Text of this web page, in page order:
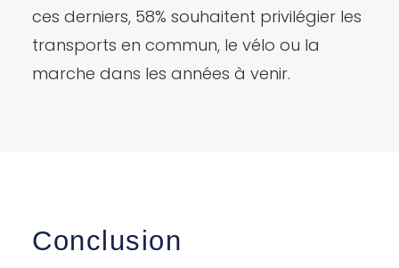
ces derniers, 58% souhaitent privilégier les
transports en commun, le vélo ou la
marche dans les années à venir.
Conclusion